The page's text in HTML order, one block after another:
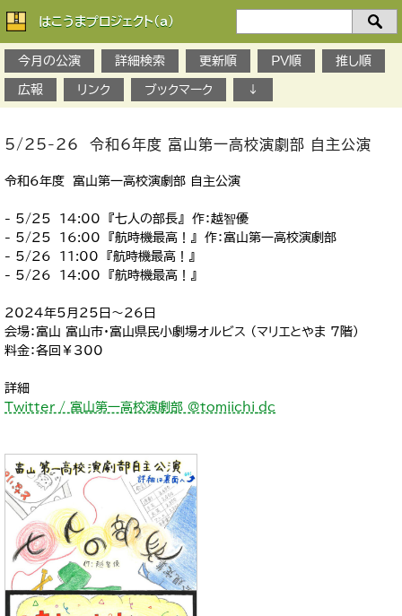
はこうまプロジェクト(a)
今月の公演
詳細検索 更新順 PV順 推し順
広報 リンク ブックマーク ↓
5/25-26 令和6年度 富山第一高校演劇部 自主公演
令和6年度 富山第一高校演劇部 自主公演
- 5/25 14:00 『七人の部長』 作：越智優
- 5/25 16:00 『航時機最高！』 作：富山第一高校演劇部
- 5/26 1１:00 『航時機最高！』
- 5/26 14:00 『航時機最高！』
2024年5月25日～26日
会場：富山 富山市・富山県民小劇場オルビス （マリエとやま 7階）
料金：各回￥300
詳細
Twitter / 富山第一高校演劇部 @tomiichi_dc